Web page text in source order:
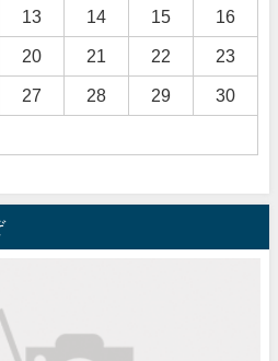
13 14 15 16
20 21 22 23
27 28 29 30